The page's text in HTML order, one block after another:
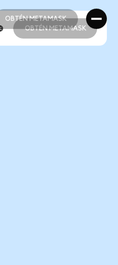
OBTÉN METAMASK
OBTÉN METAMASK
OBTÉN METAMASK